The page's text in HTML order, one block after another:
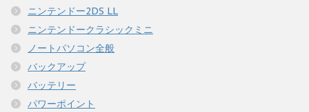
ニンテンドー2DS LL
ニンテンドークラシックミニ
ノートパソコン全般
バックアップ
バッテリー
パワーポイント